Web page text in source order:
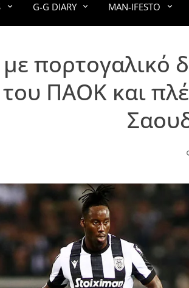
G-G DIARY MAN-IFESTO
πορτογαλικό
ΠΑΟΚ και